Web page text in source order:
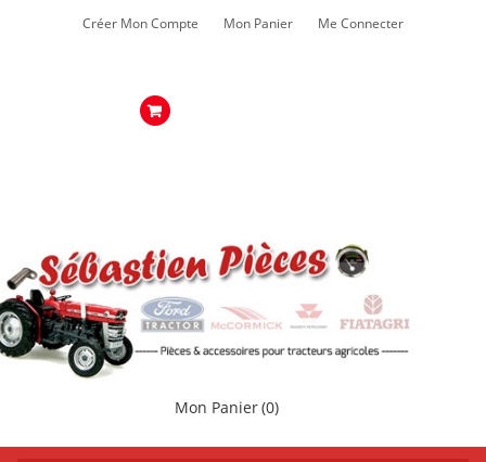
Créer Mon Compte Mon Panier Me Connecter
Mon Panier(0)